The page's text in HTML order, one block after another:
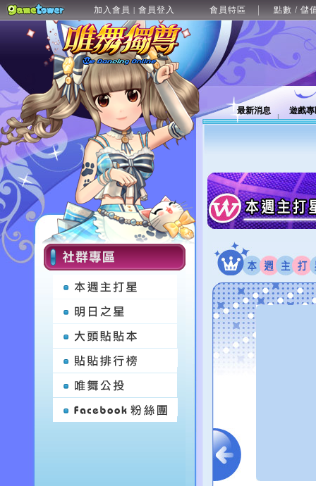
加入會員 | 會員登入 會員特區 點數 / 儲
最新消息 遊戲